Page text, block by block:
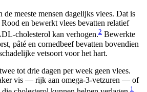
de meeste mensen dagelijks vlees. Dat is
en bewerkt vlees bevatten relatief
cholesterol kan verhogen.2 Bewerkte
pâté en cornedbeef bevatten bovendien
vetsoort voor het hart.
tot drie dagen per week geen vlees.
vis — rijk aan omega-3-vetzuren — of
1